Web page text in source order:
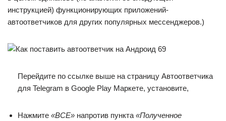
инструкцией) функционирующих приложений-
автоответчиков для других популярных мессенджеров.)
Перейдите по ссылке выше на страницу Автоответчика
для Telegram в Google Play Маркете, установите,
Нажмите «ВСЕ» напротив пункта «Полученное